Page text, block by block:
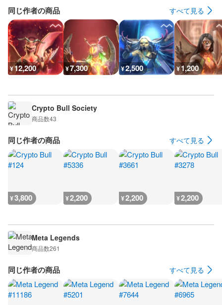
同じ作者の商品 すべて見る
¥12,200 ¥7,300 ¥2,500 ¥1,200
Crypto Bull Society
商品数43
同じ作者の商品 すべて見る
¥3,800 ¥2,200 ¥2,200 ¥2,200
Meta Legends
商品数261
同じ作者の商品 すべて見る